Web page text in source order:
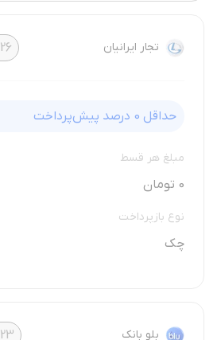
تجار ایرانیان 26
حداقل 0 درصد پیش‌پرداخت
مبلغ هر قسط
0 تومان
نوع بازپرداخت
چک
بلو بانک 23